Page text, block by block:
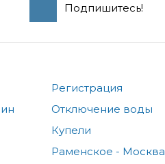
Подпишитесь!
Регистрация
Отключение воды
Купели
Раменское - Москва